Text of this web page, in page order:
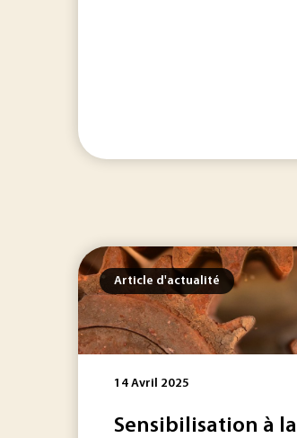
Article d'actualité
14 Avril 2025
Sensibilisation à la